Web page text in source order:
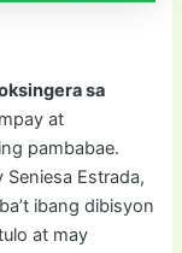
sa
at
pambabae.
Estrada,
ibang dibisyon
at may